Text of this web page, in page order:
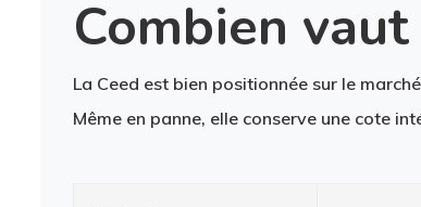
Combien
La Ceed est bien positionnée sur le
Même en panne, elle conserve une cote